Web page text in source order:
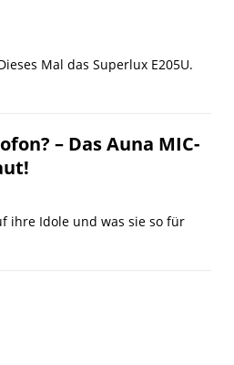
Mal das Superlux E205U.
– Das Auna MIC-
ihre Idole und was sie so für